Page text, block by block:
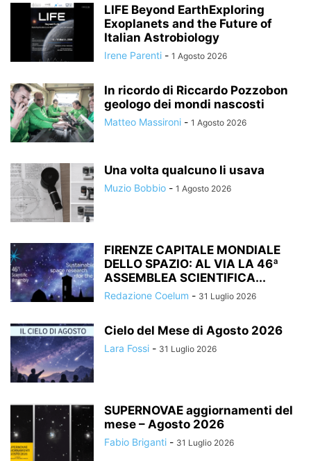
LIFE Beyond EarthExploring
Exoplanets and the Future of
Italian Astrobiology
Irene Parenti - 1 Agosto 2026
In ricordo di Riccardo Pozzobon
geologo dei mondi nascosti
Matteo Massironi - 1 Agosto 2026
Una volta qualcuno li usava
Muzio Bobbio - 1 Agosto 2026
FIRENZE CAPITALE MONDIALE
DELLO SPAZIO: AL VIA LA 46ª
ASSEMBLEA SCIENTIFICA...
Redazione Coelum - 31 Luglio 2026
Cielo del Mese di Agosto 2026
Lara Fossi - 31 Luglio 2026
SUPERNOVAE aggiornamenti del
mese – Agosto 2026
Fabio Briganti - 31 Luglio 2026